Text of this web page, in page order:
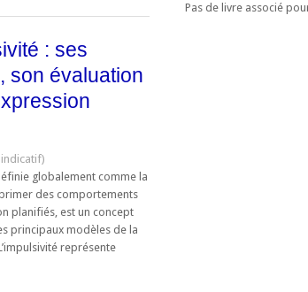
: ses
son évaluation
globalement comme la
des comportements
planifiés, est un concept
principaux modèles de la
représente
Pas de livre associé